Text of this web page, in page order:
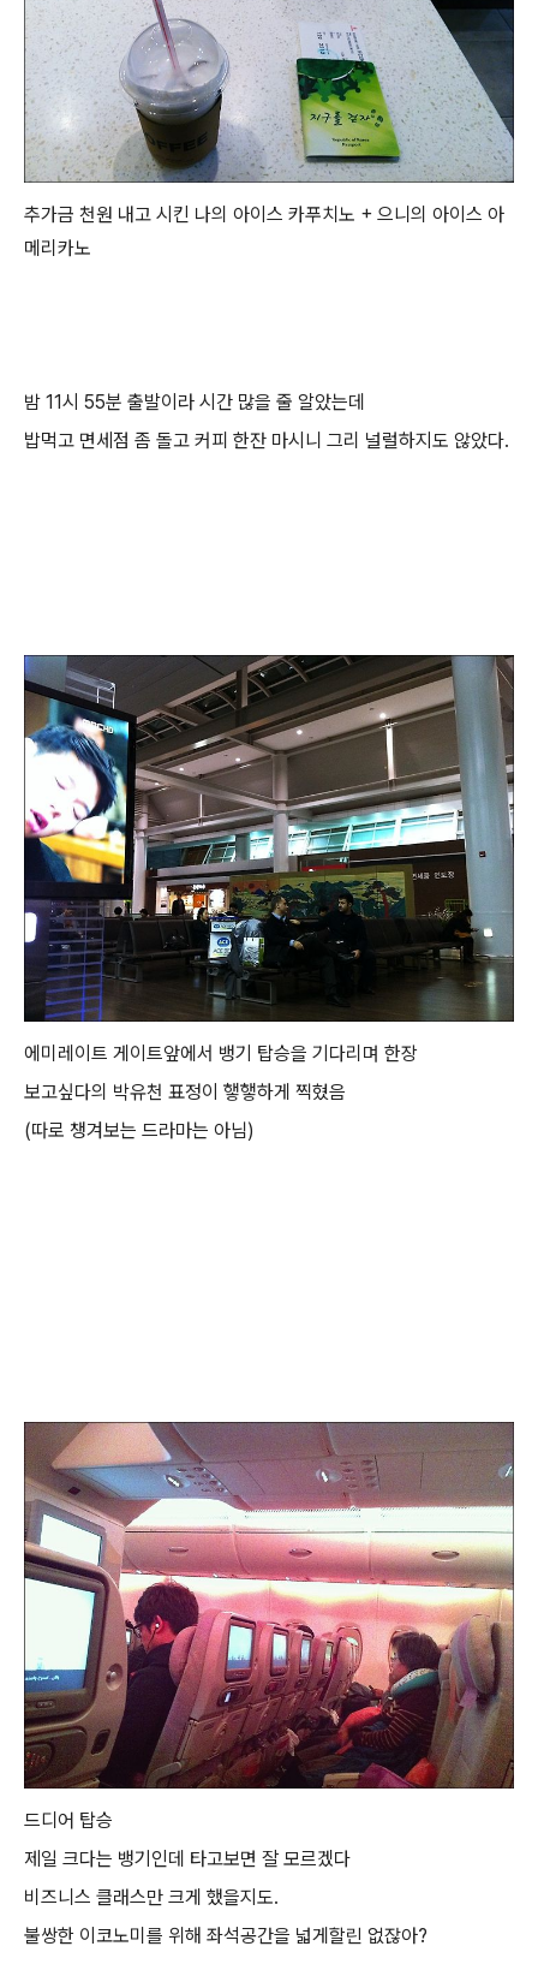
추가금 천원 내고 시킨 나의 아이스 카푸치노 + 으니의 아이스 아
메리카노
밤 11시 55분 출발이라 시간 많을 줄 알았는데
밥먹고 면세점 좀 돌고 커피 한잔 마시니 그리 널럴하지도 않았다.
에미레이트 게이트앞에서 뱅기 탑승을 기다리며 한장
보고싶다의 박유천 표정이 햏햏하게 찍혔음
(따로 챙겨보는 드라마는 아님)
드디어 탑승
제일 크다는 뱅기인데 타고보면 잘 모르겠다
비즈니스 클래스만 크게 했을지도.
불쌍한 이코노미를 위해 좌석공간을 넓게할린 없잖아?